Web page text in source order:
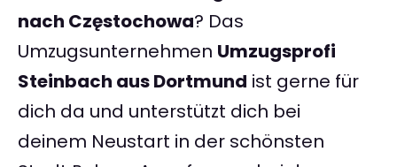
nach Częstochowa? Das
Umzugsunternehmen Umzugsprofi
Steinbach aus Dortmund ist gerne für
dich da und unterstützt dich bei
deinem Neustart in der schönsten